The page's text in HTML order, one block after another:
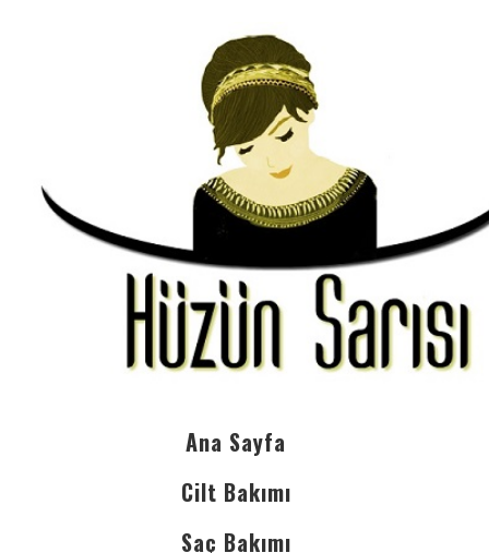
Ana Sayfa
Cilt Bakımı
Saç Bakımı